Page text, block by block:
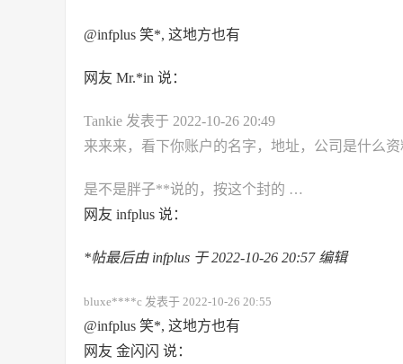
@infplus 笑*, 这地方也有
网友 Mr.*in 说：
Tankie 发表于 2022-10-26 20:49
来来来，看下你账户的名字，地址，公司是什么资
是不是胖子**说的，按这个封的 …
网友 infplus 说：
*帖最后由 infplus 于 2022-10-26 20:57 编辑
bluxe****c 发表于 2022-10-26 20:55
@infplus 笑*, 这地方也有
网友 金闪闪 说：